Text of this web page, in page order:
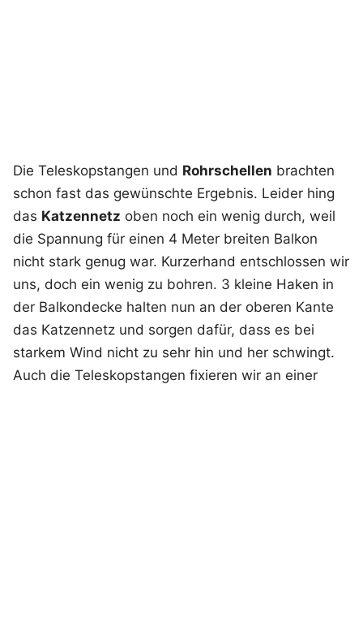
Die Teleskopstangen und Rohrschellen brachten
schon fast das gewünschte Ergebnis. Leider hing
das Katzennetz oben noch ein wenig durch, weil
die Spannung für einen 4 Meter breiten Balkon
nicht stark genug war. Kurzerhand entschlossen wir
uns, doch ein wenig zu bohren. 3 kleine Haken in
der Balkondecke halten nun an der oberen Kante
das Katzennetz und sorgen dafür, dass es bei
starkem Wind nicht zu sehr hin und her schwingt.
Auch die Teleskopstangen fixieren wir an einer